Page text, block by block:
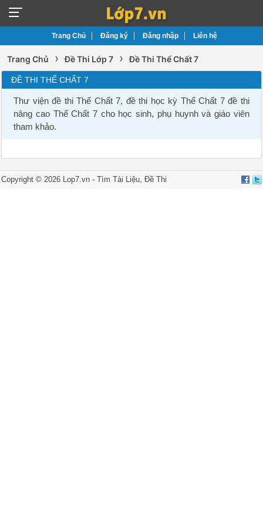
Trang Chủ Đăng ký Đăng nhập Liên hệ
Trang Chủ › Đề Thi Lớp 7 › Đề Thi Thể Chất 7
ĐỀ THI THỂ CHẤT 7
Thư viện đề thi Thể Chất 7, đề thi học kỳ Thể Chất 7 đề thi
nâng cao Thể Chất 7 cho học sinh, phụ huynh và giáo viên
tham khảo.
Copyright © 2026 Lop7.vn -Tìm Tài Liệu,Đề Thi